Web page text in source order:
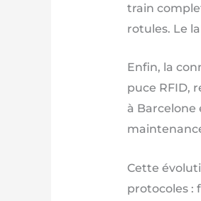
train
rotules. Le
Enfin, la
puce RFID,
à Barcelone
Cette
protocoles :